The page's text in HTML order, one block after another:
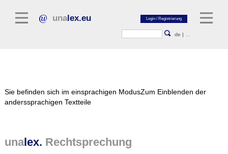
unalex.eu
de |
Sie befinden sich im einsprachigen ModusZum Einblenden der
anderssprachigen Textteile
unalex. Rechtsprechung